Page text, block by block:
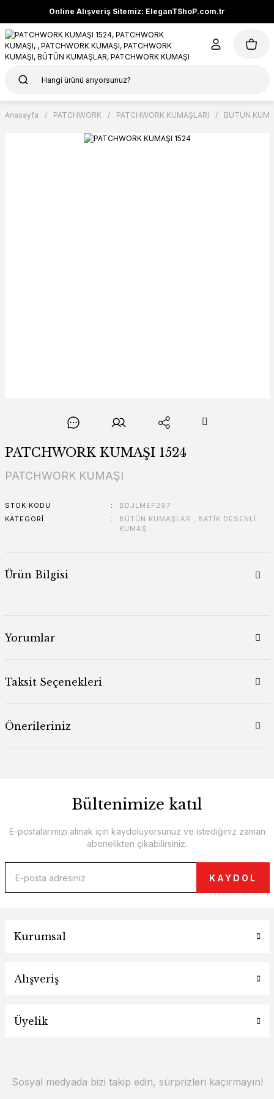
Online Alışveriş Sitemiz: EleganTShoP.com.tr
Anasayfa PATCHWORK PATCHWORK KUMAŞLARI BÜTÜN
PATCHWORK KUMAŞI 1524
PATCHWORK KUMAŞI
STOK KODU
BDJLMEF297
KATEGORI
BÜTÜN KUMAŞLAR , BATİK DESENLİ
KUMAŞ
Ürün Bilgisi
Yorumlar
Taksit Seçenekleri
Önerileriniz
Bültenimize katıl
E-postalarımızı almak için kaydoluyorsunuz ve istediğiniz zaman
abonelikten çıkabilirsiniz.
KAYDOL
Kurumsal
Alışveriş
Üyelik
Sosyal medyada bizi takip edin, sürprizleri kaçırmayın!